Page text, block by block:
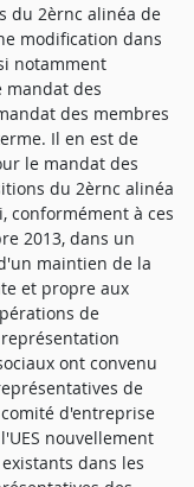
du 2èrnc alinéa de
modification dans
notamment
mandat des
des membres
Il en est de
le mandat des
du 2èrnc alinéa
conformément à ces
2013, dans un
maintien de la
et propre aux
de
ont convenu
de
d'entreprise
nouvellement
dans les